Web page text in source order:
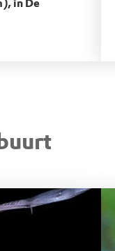
je fiets stallen
in De